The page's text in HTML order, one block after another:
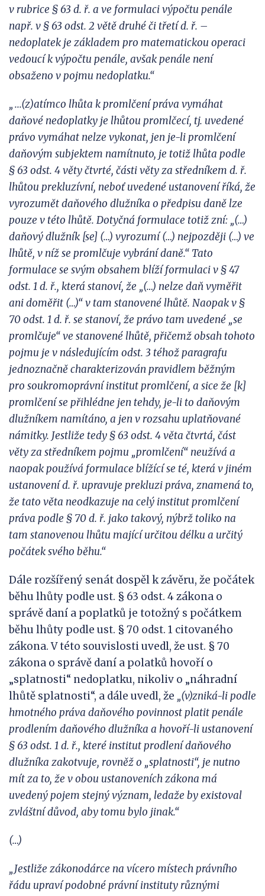
v rubrice § 63 d. ř. a ve formulaci výpočtu penále
např. v § 63 odst. 2 větě druhé či třetí d. ř. –
nedoplatek je základem pro matematickou operaci
vedoucí kvýpočtu penále, avšak penále není
obsaženo vpojmu nedoplatku.“
„...(z)atímco lhůta kpromlčení práva vymáhat
daňové nedoplatky je lhůtou promlčecí, tj. uvedené
právo vymáhat nelze vykonat, jen je-li promlčení
daňovým subjektem namítnuto, je totiž lhůta podle
§63 odst. 4 věty čtvrté, části věty za středníkem d. ř.
lhůtou prekluzívní, neboť uvedené ustanovení říká, že
vyrozumět daňového dlužníka o předpisu daně lze
pouze v této lhůtě. Dotyčná formulace totiž zní: „(…)
daňový dlužník [se] (…) vyrozumí (…) nejpozději (…) ve
lhůtě, v níž se promlčuje vybrání daně.“ Tato
formulace se svým obsahem blíží formulaci v § 47
odst. 1 d. ř., která stanoví, že „(…) nelze daň vyměřit
ani doměřit (…)“ v tam stanovené lhůtě. Naopak v §
70 odst. 1 d. ř. se stanoví, že právo tam uvedené „se
promlčuje“ ve stanovené lhůtě, přičemž obsah tohoto
pojmu je v následujícím odst. 3 téhož paragrafu
jednoznačně charakterizován pravidlem běžným
pro soukromoprávní institut promlčení, a sice že [k]
promlčení se přihlédne jen tehdy, je-li to daňovým
dlužníkem namítáno, a jen v rozsahu uplatňované
námitky. Jestliže tedy § 63 odst. 4 věta čtvrtá, část
věty za středníkem pojmu „promlčení“ neužívá a
naopak používá formulace blížící se té, která v jiném
ustanovení d. ř. upravuje prekluzi práva, znamená to,
že tato věta neodkazuje na celý institut promlčení
práva podle § 70 d. ř. jako takový, nýbrž toliko na
tam stanovenou lhůtu mající určitou délku a určitý
počátek svého běhu.“
Dále rozšířený senát dospěl k závěru, že počátek
běhu lhůty podle ust. § 63 odst. 4 zákona o
správě daní a poplatků je totožný s počátkem
běhu lhůty podle ust. § 70 odst. 1 citovaného
zákona. V této souvislosti uvedl, že ust. § 70
zákona o správě daní a polatků hovoří o
„splatnosti“ nedoplatku, nikoliv o „náhradní
lhůtě splatnosti“, a dále uvedl, že „(v)zniká-li podle
hmotného práva daňového povinnost platit penále
prodlením daňového dlužníka a hovoří-li ustanovení
§ 63 odst. 1 d. ř., které institut prodlení daňového
dlužníka zakotvuje, rovněž o „splatnosti“, je nutno
mít za to, že vobou ustanoveních zákona má
uvedený pojem stejný význam, ledaže by existoval
zvláštní důvod, aby tomu bylo jinak.“
(…)
„Jestliže zákonodárce na vícero místech právního
řádu upraví podobné právní instituty různými